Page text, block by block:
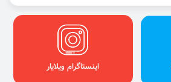
اینستاگرام ویلایار